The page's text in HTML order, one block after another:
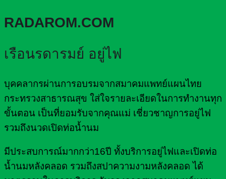
RADAROM.COM
เรือนรดารมย์ อยู่ไฟ
บุคคลากรผ่านการอบรมจากสมาคมแพทย์แผนไทย
กระทรวงสาธารณสุข ใส่ใจรายละเอียดในการทำงานทุก
ขั้นตอน เป็นที่ยอมรับจากคุณแม่ เชี่ยวชาญการอยู่ไฟ
รวมถึงนวดเปิดท่อน้ำนม
มีประสบการณ์มากกว่า16ปี ทั้งบริการอยู่ไฟและเปิดท่อ
น้ำนมหลังคลอด รวมถึงสปาความงามหลังคลอด ได้